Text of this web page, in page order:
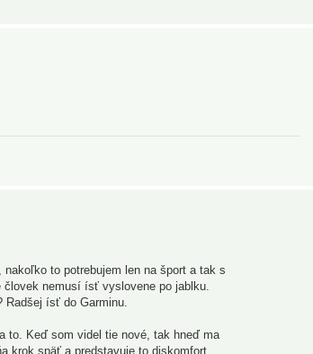
to potrebujem len na šport a tak s
človek nemusí ísť vyslovene po jablku.
Radšej ísť do Garminu.
to. Keď som videl tie nové, tak hneď ma
krok späť a predstavuje to diskomfort